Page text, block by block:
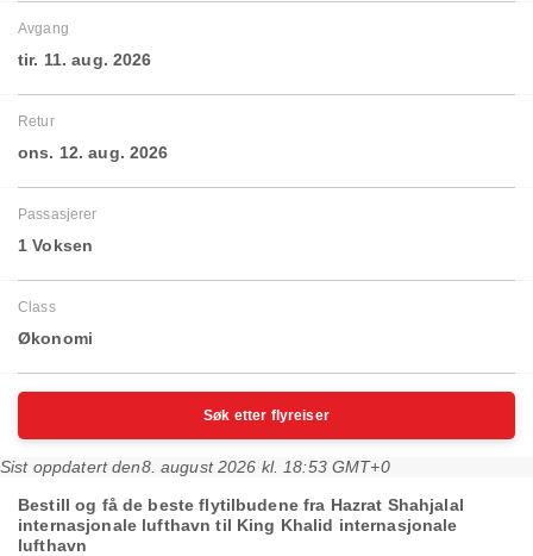
Avgang
tir. 11. aug. 2026
Retur
ons. 12. aug. 2026
Passasjerer
1 Voksen
Class
Økonomi
Søk etter flyreiser
Sist oppdatert den8. august 2026 kl. 18:53 GMT+0
Bestill og få de beste flytilbudene fra Hazrat Shahjalal
internasjonale lufthavn til King Khalid internasjonale
lufthavn